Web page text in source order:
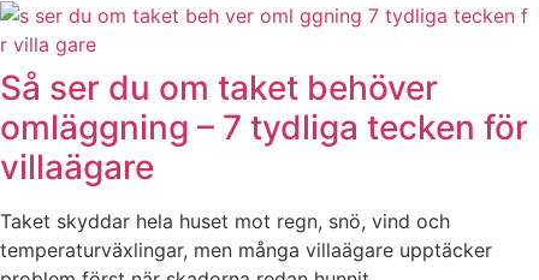
Så ser du om taket behöver
omläggning – 7 tydliga tecken för
villaägare
Taket skyddar hela huset mot regn, snö, vind och
temperaturväxlingar, men många villaägare upptäcker